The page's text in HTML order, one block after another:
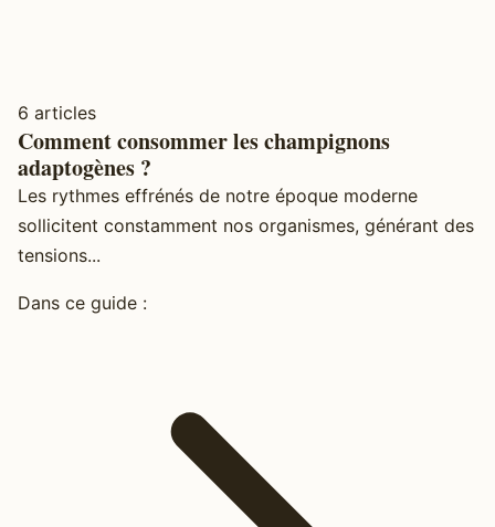
6 articles
Comment consommer les champignons
adaptogènes ?
Les rythmes effrénés de notre époque moderne
sollicitent constamment nos organismes, générant des
tensions...
Dans ce guide :